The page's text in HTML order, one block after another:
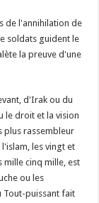
de l'annihilation de
soldats guident le
la preuve d'une
d'Irak ou du
le droit et la vision
plus rassembleur
les vingt et
mille cinq mille, est
ou les
Tout-puissant fait